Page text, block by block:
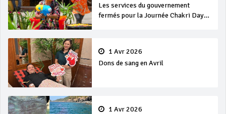
Les services du gouvernement
fermés pour la Journée Chakri Day
1 Avr 2026
Dons de sang en Avril
1 Avr 2026